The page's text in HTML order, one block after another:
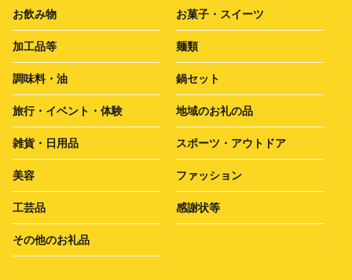
お飲み物 お菓子・スイーツ
加工品等 麺類
調味料・油 鍋セット
旅行・イベント・体験 地域のお礼の品
雑貨・日用品 スポーツ・アウトドア
美容 ファッション
工芸品 感謝状等
その他のお礼品